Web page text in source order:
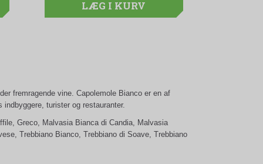
(spar 54,00 DKK)
LÆG I KURV
LÆG I KURV
fremragende vine. Capolemole Bianco er en af
turister og restauranter.
Greco, Malvasia Bianca di Candia, Malvasia
Trebbiano Bianco, Trebbiano di Soave, Trebbiano